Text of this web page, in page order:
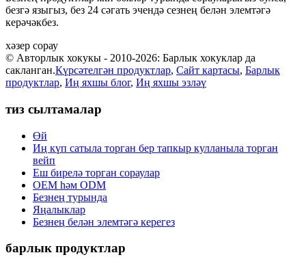
безгә языгыз, без 24 сәгать эчендә сезнең белән элемтәгә
керәчәкбез.
хәзер сорау
© Авторлык хокукы - 2010-2026: Барлык хокуклар да
сакланган.Күрсәтелгән продуктлар, Сайт картасы, Барлык
продуктлар, Иң яхшы блог, Иң яхшы эзләү
тиз сылтамалар
Өй
Иң күп сатыла торган бер тапкыр кулланыла торган
вейп
Еш бирелә торган сораулар
OEM һәм ODM
Безнең турында
Яңалыклар
Безнең белән элемтәгә керегез
барлык продуктлар